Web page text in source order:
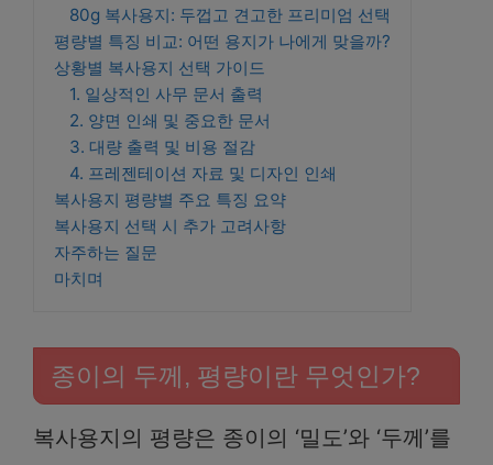
80g 복사용지: 두껍고 견고한 프리미엄 선택
평량별 특징 비교: 어떤 용지가 나에게 맞을까?
상황별 복사용지 선택 가이드
1. 일상적인 사무 문서 출력
2. 양면 인쇄 및 중요한 문서
3. 대량 출력 및 비용 절감
4. 프레젠테이션 자료 및 디자인 인쇄
복사용지 평량별 주요 특징 요약
복사용지 선택 시 추가 고려사항
자주하는 질문
마치며
종이의 두께, 평량이란 무엇인가?
복사용지의 평량은 종이의 ‘밀도’와 ‘두께’를